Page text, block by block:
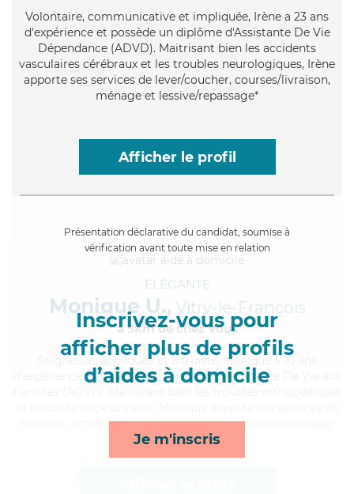
Volontaire, communicative et impliquée, Irène a 23 ans
d'expérience et possède un diplôme d'Assistante De Vie
Dépendance (ADVD). Maitrisant bien les accidents
vasculaires cérébraux et les troubles neurologiques, Irène
apporte ses services de lever/coucher, courses/livraison,
ménage et lessive/repassage*
Afficher le profil
Présentation déclarative du candidat, soumise à
vérification avant toute mise en relation
Inscrivez-vous pour
afficher plus de profils
d’aides à domicile
Je m'inscris
ÉLÉGANTE
Monique U., Vitry-le-François
à 5km de chez Vous
, appliquée et altruiste, Monique a 10 ans
d'expérience et possède un diplôme d'Assistante De Vie aux
mobilité, activités, lessive/repassage et toilette/habillage*